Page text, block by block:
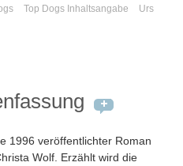
Top Dogs Inhaltsangabe
Urs
1996 veröffentlichter Roman
Wolf. Erzählt wird die